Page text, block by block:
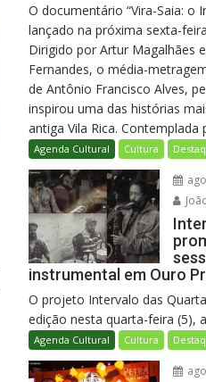
O documentário “Vira-Saia: o
lançado na próxima sexta-
Dirigido por Artur Magalhães
Fernandes, o média-
de Antônio Francisco Alves,
inspirou uma das histórias
antiga Vila Rica. Contemplada
Agenda Cultural Cultura
instrumental em Ouro
O projeto Intervalo das
edição nesta quarta-feira (5),
Agenda Cultural Cultura